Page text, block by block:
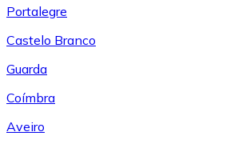
Portalegre
Castelo Branco
Guarda
Coímbra
Aveiro